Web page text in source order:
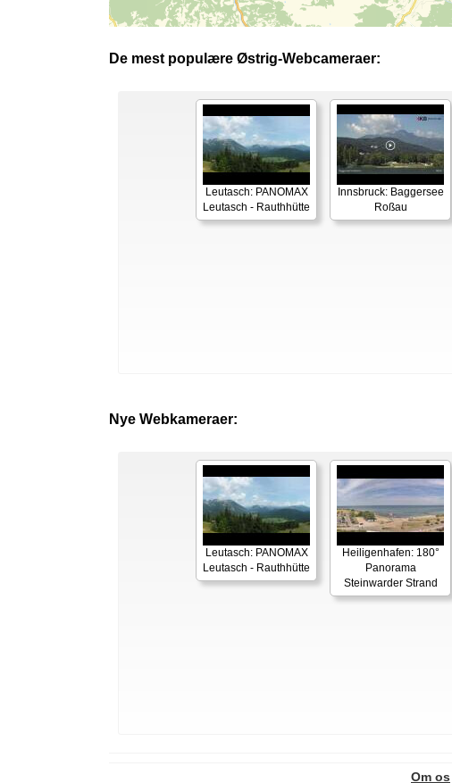
De mest populære Østrig-Webcameraer:
Leutasch: PANOMAX
Leutasch - Rauthhütte
Innsbruck: Baggersee
Roßau
Nye Webkameraer:
Leutasch: PANOMAX
Leutasch - Rauthhütte
Heiligenhafen: 180°
Panorama
Steinwarder Strand
Om os